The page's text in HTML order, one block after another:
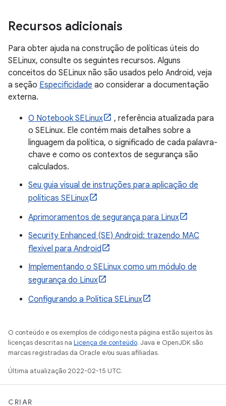
Recursos adicionais
Para obter ajuda na construção de políticas úteis do
SELinux, consulte os seguintes recursos. Alguns
conceitos do SELinux não são usados ​​pelo Android, veja
a seção Especificidade ao considerar a documentação
externa.
O Notebook SELinux
, referência atualizada para
o SELinux. Ele contém mais detalhes sobre a
linguagem da política, o significado de cada palavra-
chave e como os contextos de segurança são
calculados.
Seu guia visual de instruções para aplicação de
políticas SELinux
Aprimoramentos de segurança para Linux
Security Enhanced (SE) Android: trazendo MAC
flexível para Android
Implementando o SELinux como um módulo de
segurança do Linux
Configurando a Política SELinux
O conteúdo e os exemplos de código nesta página estão sujeitos às
licenças descritas na Licença de conteúdo. Java e OpenJDK são
marcas registradas da Oracle e/ou suas afiliadas.
Última atualização 2022-02-15 UTC.
CRIAR